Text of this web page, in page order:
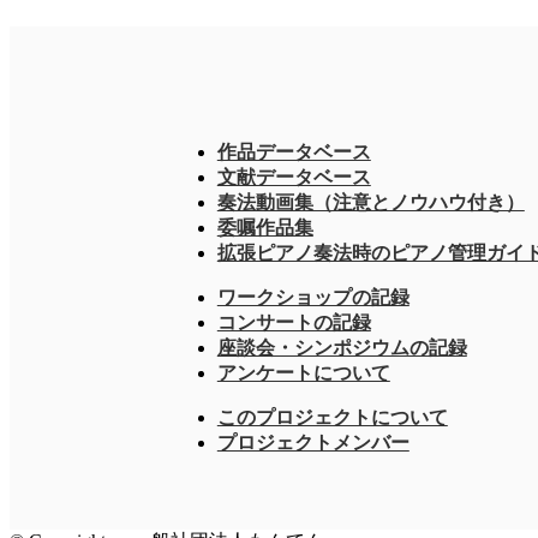
作品データベース
文献データベース
奏法動画集（注意とノウハウ付き）
委嘱作品集
拡張ピアノ奏法時のピアノ管理ガイ
ワークショップの記録
コンサートの記録
座談会・シンポジウムの記録
アンケートについて
このプロジェクトについて
プロジェクトメンバー